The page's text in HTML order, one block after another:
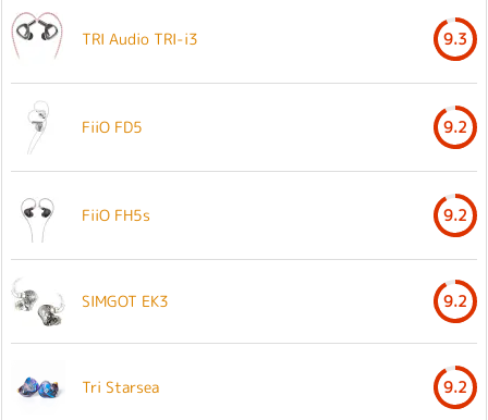
TRI Audio TRI-i3 9.3
FiiO FD5 9.2
FiiO FH5s 9.2
SIMGOT EK3 9.2
Tri Starsea 9.2